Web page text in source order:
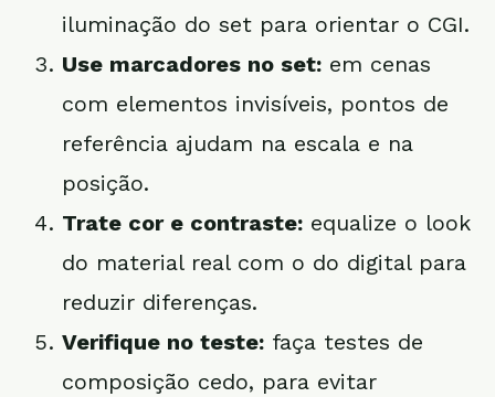
iluminação do set para orientar o CGI.
Use marcadores no set: em cenas
com elementos invisíveis, pontos de
referência ajudam na escala e na
posição.
Trate cor e contraste: equalize o look
do material real com o do digital para
reduzir diferenças.
Verifique no teste: faça testes de
composição cedo, para evitar